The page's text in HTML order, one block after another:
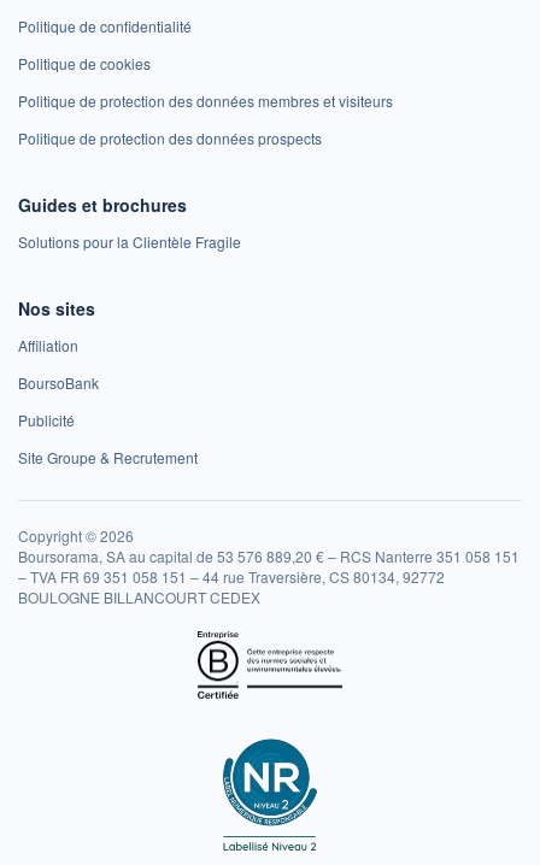
Politique de confidentialité
Politique de cookies
Politique de protection des données membres et visiteurs
Politique de protection des données prospects
Guides et brochures
Solutions pour la Clientèle Fragile
Nos sites
Affiliation
BoursoBank
Publicité
Site Groupe & Recrutement
Copyright © 2026
Boursorama, SA au capital de 53 576 889,20 € – RCS Nanterre 351 058 151
– TVA FR 69 351 058 151 – 44 rue Traversière, CS 80134, 92772
BOULOGNE BILLANCOURT CEDEX